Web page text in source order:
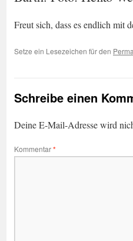
Freut sich, dass es endlich mit
Setze ein Lesezeichen für den
Schreibe einen
Deine E-Mail-Adresse wird
Kommentar*